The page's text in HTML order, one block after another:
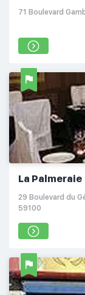
71 Boulevard
La Palmeraie
29 Boulevard du
59100